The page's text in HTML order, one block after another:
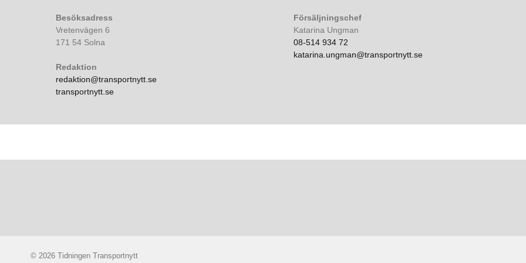
Besöksadress
Vretenvägen 6
171 54 Solna
Redaktion
redaktion@transportnytt.se
transportnytt.se
Försäljningschef
Katarina Ungman
08-514 934 72
katarina.ungman@transportnytt.se
© 2026 Tidningen Transportnytt